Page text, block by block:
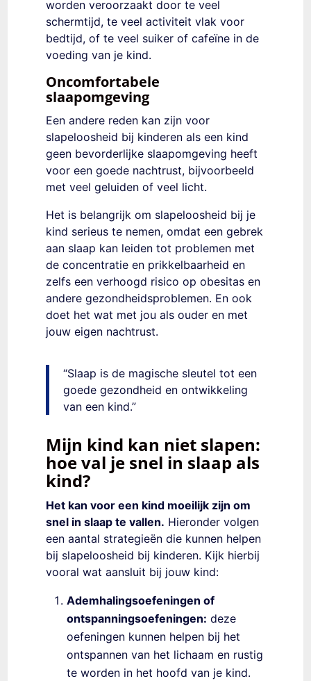
worden veroorzaakt door te veel
schermtijd, te veel activiteit vlak voor
bedtijd, of te veel suiker of cafeïne in de
voeding van je kind.
Oncomfortabele
slaapomgeving
Een andere reden kan zijn voor
slapeloosheid bij kinderen als een kind
geen bevorderlijke slaapomgeving heeft
voor een goede nachtrust, bijvoorbeeld
met veel geluiden of veel licht.
Het is belangrijk om slapeloosheid bij je
kind serieus te nemen, omdat een gebrek
aan slaap kan leiden tot problemen met
de concentratie en prikkelbaarheid en
zelfs een verhoogd risico op obesitas en
andere gezondheidsproblemen. En ook
doet het wat met jou als ouder en met
jouw eigen nachtrust.
“Slaap is de magische sleutel tot een
goede gezondheid en ontwikkeling
van een kind.”
Mijn kind kan niet slapen:
hoe val je snel in slaap als
kind?
Het kan voor een kind moeilijk zijn om
snel in slaap te vallen. Hieronder volgen
een aantal strategieën die kunnen helpen
bij slapeloosheid bij kinderen. Kijk hierbij
vooral wat aansluit bij jouw kind:
Ademhalingsoefeningen of
ontspanningsoefeningen: deze
oefeningen kunnen helpen bij het
ontspannen van het lichaam en rustig
te worden in het hoofd van je kind.